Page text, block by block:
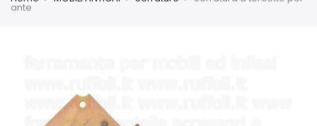
ante